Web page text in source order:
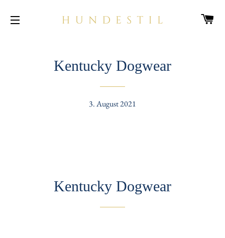
Kentucky Dogwear
3. August 2021
Kentucky Dogwear